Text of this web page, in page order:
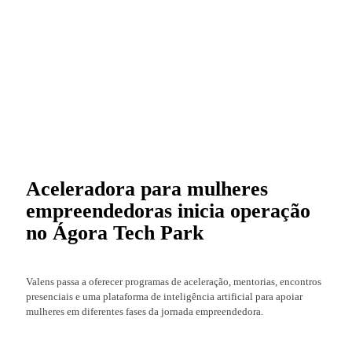
Aceleradora para mulheres
empreendedoras inicia operação
no Ágora Tech Park
Valens passa a oferecer programas de aceleração, mentorias, encontros
presenciais e uma plataforma de inteligência artificial para apoiar
mulheres em diferentes fases da jornada empreendedora.